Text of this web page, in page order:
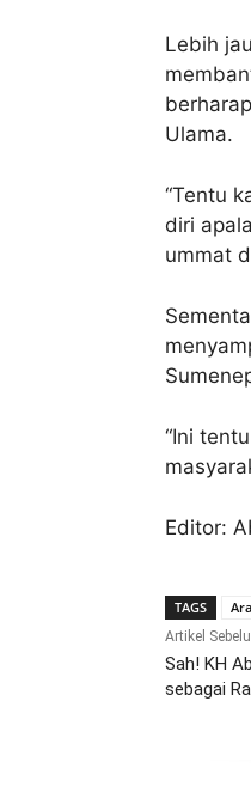
Lebih
Ulama.
“Tentu
diri
ummat
“Ini
Editor:
TAGS
Artikel
Sah! KH
sebagai